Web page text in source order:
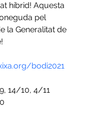
híbrid! Aquesta
pel
la Generalitat de
bodi2021
14/10, 4/11